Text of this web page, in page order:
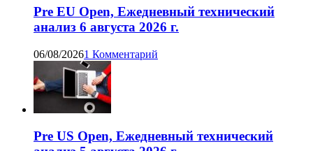
Pre EU Open, Ежедневный технический
анализ 6 августа 2026 г.
06/08/20261 Комментарий
Pre US Open, Ежедневный технический